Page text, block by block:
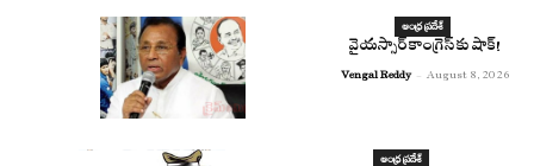
ఆంధ్ర ప్రదేశ్
వైయస్సార్ కాంగ్రెస్ కు షాక్!
Vengal Reddy - August 8, 2026
ఆంధ్ర ప్రదేశ్